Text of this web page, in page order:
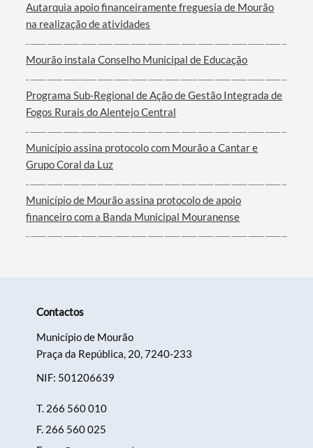
Termo de Pesquisa
Categorias gerais
Autarquia apoio financeiramente freguesia de Mourão
na realização de atividades
Mourão instala Conselho Municipal de Educação
Programa Sub-Regional de Ação de Gestão Integrada de
Fogos Rurais do Alentejo Central
Município assina protocolo com Mourão a Cantar e
Grupo Coral da Luz
Município de Mourão assina protocolo de apoio
financeiro com a Banda Municipal Mouranense
Contactos
Município de Mourão
Praça da República, 20, 7240-233
NIF: 501206639
T. 266 560 010
F. 266 560 025